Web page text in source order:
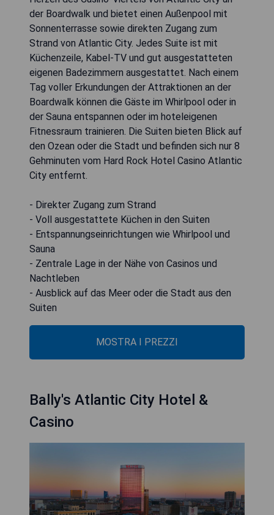
der Boardwalk und bietet einen Außenpool mit
Sonnenterrasse sowie direkten Zugang zum
Strand von Atlantic City. Jedes Suite ist mit
Küchenzeile, Kabel-TV und gut ausgestatteten
eigenen Badezimmern ausgestattet. Nach einem
Tag voller Erkundungen der Attraktionen an der
Boardwalk können die Gäste im Whirlpool oder in
der Sauna entspannen oder im hoteleigenen
Fitnessraum trainieren. Die Suiten bieten Blick auf
den Ozean oder die Stadt und befinden sich nur 8
Gehminuten vom Hard Rock Hotel Casino Atlantic
City entfernt.
- Direkter Zugang zum Strand
- Voll ausgestattete Küchen in den Suiten
- Entspannungseinrichtungen wie Whirlpool und
Sauna
- Zentrale Lage in der Nähe von Casinos und
Nachtleben
- Ausblick auf das Meer oder die Stadt aus den
Suiten
MOSTRA I PREZZI
Bally's Atlantic City Hotel &
Casino